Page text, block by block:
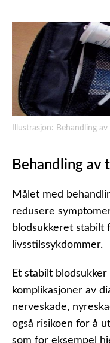
Illustrasjon: Behandling
Behandling av
Målet med
redusere
blodsukkeret stabilt
livsstilssykdommer.
Et stabilt
komplikasjoner av
nerveskade,
også risikoen for å
som for eksempel